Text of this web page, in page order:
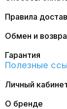
Правила
Обмен и
Гарантия
Полезные
Личный
О бренде